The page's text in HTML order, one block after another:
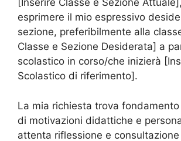
[Inserire Classe e Sezione
esprimere il mio espressivo
sezione, preferibilmente alla
Classe e Sezione Desiderata] a
scolastico in corso/che inizierà
Scolastico di riferimento].
La mia richiesta trova
di motivazioni didattiche e
attenta riflessione e